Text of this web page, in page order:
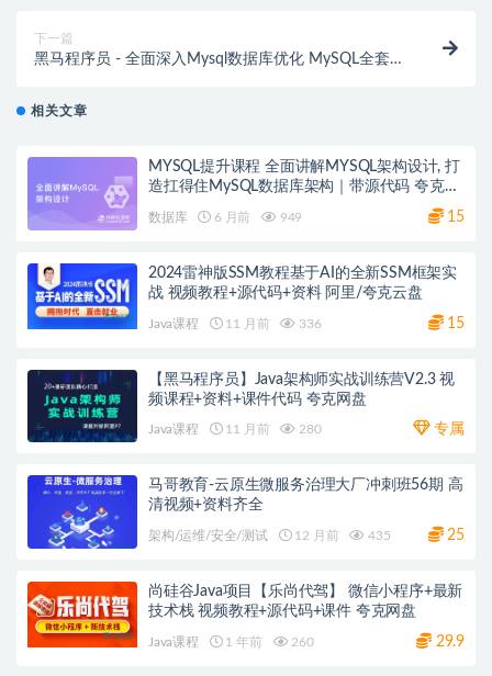
下一篇
黑马程序员 - 全面深入Mysql数据库优化 MySQL全套视
相关文章
MYSQL提升课程 全面讲解MYSQL架构设计, 打
造扛得住MySQL数据库架构｜带源代码 夸克网
数据库 6 月前 949 15
2024雷神版SSM教程基于AI的全新SSM框架实
战 视频教程+源代码+资料 阿里/夸克云盘
Java课程 11 月前 336 15
【黑马程序员】Java架构师实战训练营V2.3 视
频课程+资料+课件代码 夸克网盘
Java课程 11 月前 280 专属
马哥教育-云原生微服务治理大厂冲刺班56期 高
清视频+资料齐全
架构/运维/安全/测试 12 月前 435 25
尚硅谷Java项目【乐尚代驾】 微信小程序+最新
技术栈 视频教程+源代码+课件 夸克网盘
Java课程 1 年前 260 29.9